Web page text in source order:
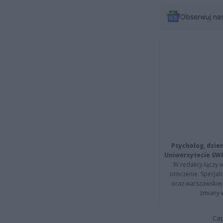
Obserwuj
Psycholog,
Uniwersytecie
W redakcji łączy
otoczenie.
oraz
zmiany